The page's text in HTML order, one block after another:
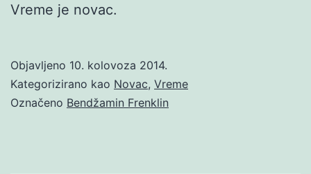
Vreme je novac.
Objavljeno 10. kolovoza 2014.
Kategorizirano kao Novac, Vreme
Označeno Bendžamin Frenklin